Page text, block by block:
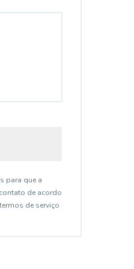
para que a
de acordo
de serviço